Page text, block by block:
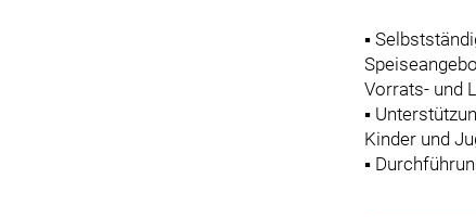
▪
Vorrats- und
▪
Kinder und
▪